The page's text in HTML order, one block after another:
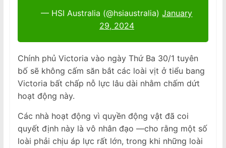
— HSI Australia (@hsiaustralia)January
29, 2024
Chính phủ Victoria vào ngày Thứ Ba 30/1 tuyên
bố sẽ không cấm săn bắt các loài vịt ở tiểu bang
Victoria bất chấp nỗ lực lâu dài nhằm chấm dứt
hoạt động này.
Các nhà hoạt động vì quyền động vật đã coi
quyết định này là vô nhân đạo —cho rằng một số
loài phải chịu áp lực rất lớn, trong khi những loài